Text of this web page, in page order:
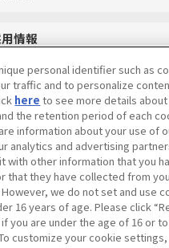
情報
リティ
わせ
ご利用条件 ソーシャルメディアポリシー
特定個人情報等の取り扱いに関する保護
Share My Personal Information著作権・
personal identifier such as
traffic and to personalize
here to see more details about
the retention period of each
information about your use of
analytics and advertising
with other information that you
that they have collected from
we do not set and use
16 years of age. Please click
if you are under the age of 16 or
customize your cookie